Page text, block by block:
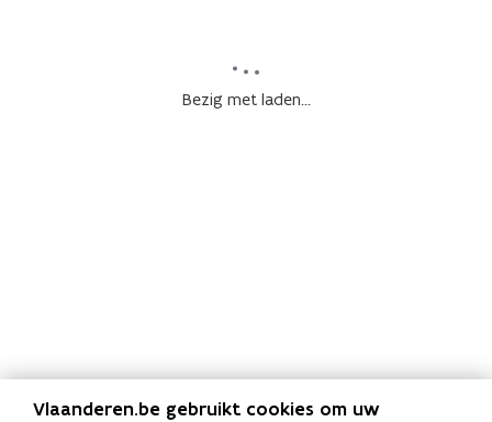
Bezig met laden...
Vlaanderen.be gebruikt cookies om uw